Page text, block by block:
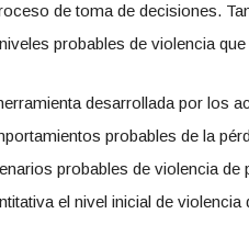
de toma de decisiones.
probables de violencia
desarrollada por los
probables de la
probables de violencia
el nivel inicial de